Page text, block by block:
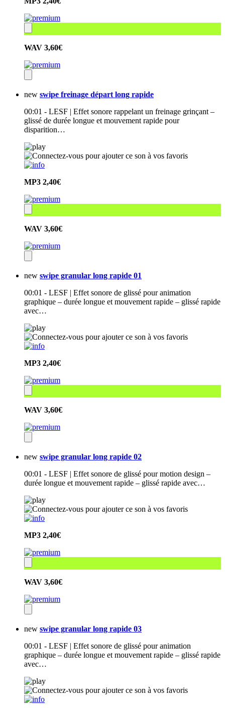
WAV 3,60€
new swipe freinage départ long rapide
00:01 - LESF | Effet sonore rappelant un freinage grinçant –
glissé de durée longue et mouvement rapide pour
disparition…
MP3 2,40€
WAV 3,60€
new swipe granular long rapide 01
00:01 - LESF | Effet sonore de glissé pour animation
graphique – durée longue et mouvement rapide – glissé rapide
avec…
MP3 2,40€
WAV 3,60€
new swipe granular long rapide 02
00:01 - LESF | Effet sonore de glissé pour motion design –
durée longue et mouvement rapide – glissé rapide avec…
MP3 2,40€
WAV 3,60€
new swipe granular long rapide 03
00:01 - LESF | Effet sonore de glissé pour animation
graphique – durée longue et mouvement rapide – glissé rapide
avec…